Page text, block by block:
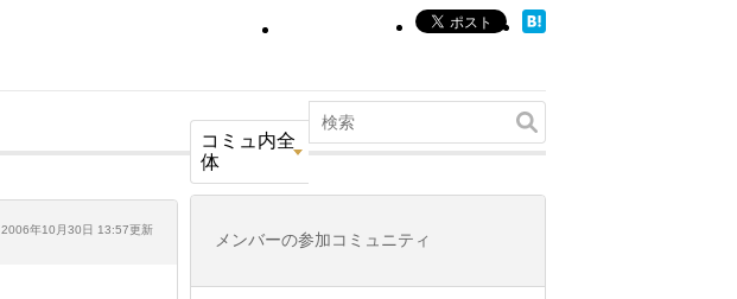
コミュ内全
体
2006年10月30日 13:57更新
メンバーの参加コミュニティ